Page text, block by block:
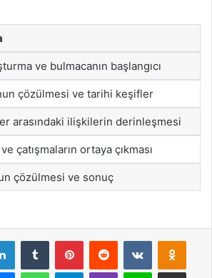
ve bulmacanın başlangıcı
çözülmesi ve tarihi keşifler
arasındaki ilişkilerin derinleşmesi
çatışmaların ortaya çıkması
çözülmesi ve sonuç
LinkedInTumblr PinterestReddit VKontakte
MessengerWhatsAppTelegramViber Line E-Posta ile